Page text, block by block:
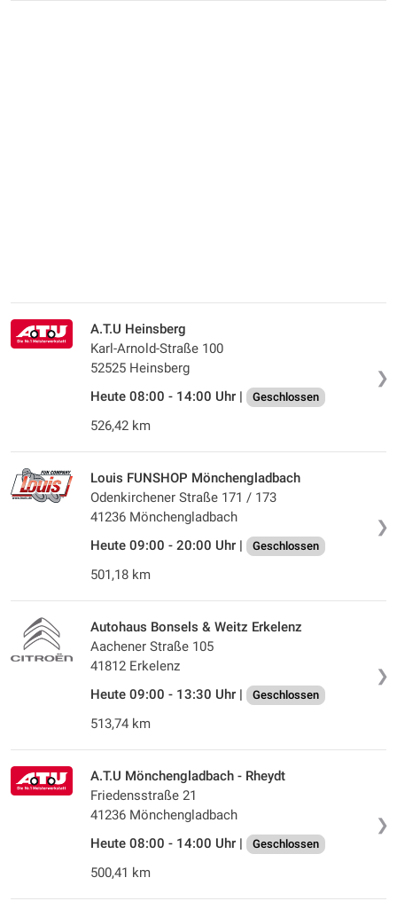
❯
A.T.U Heinsberg
Karl-Arnold-Straße 100
52525 Heinsberg
Heute 08:00 - 14:00 Uhr |
Geschlossen
526,42 km
❯
Louis FUNSHOP Mönchengladbach
Odenkirchener Straße 171 / 173
41236 Mönchengladbach
Heute 09:00 - 20:00 Uhr |
Geschlossen
501,18 km
❯
Autohaus Bonsels & Weitz Erkelenz
Aachener Straße 105
41812 Erkelenz
Heute 09:00 - 13:30 Uhr |
Geschlossen
513,74 km
❯
A.T.U Mönchengladbach - Rheydt
Friedensstraße 21
41236 Mönchengladbach
Heute 08:00 - 14:00 Uhr |
Geschlossen
500,41 km